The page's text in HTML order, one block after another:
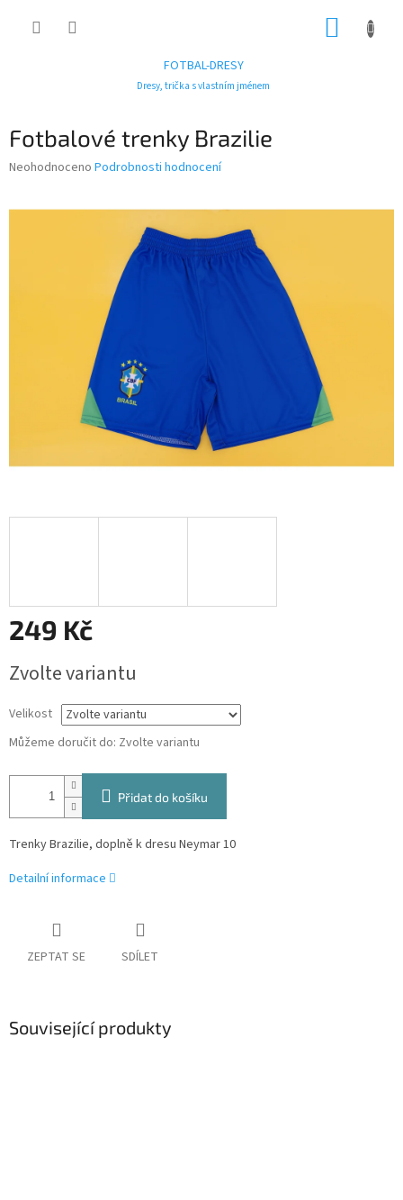
FOTBAL-DRESY
Dresy, trička s vlastním jménem
Fotbalové trenky Brazilie
Průměrné
Neohodnoceno Podrobnosti hodnocení
249 Kč
cena:
Zvolte variantu
Velikost
Můžeme doručit do: Zvolte variantu
Přidat do košíku
Trenky Brazilie, doplně k dresu Neymar 10
Detailní informace
ZEPTAT SE SDÍLET
Související produkty